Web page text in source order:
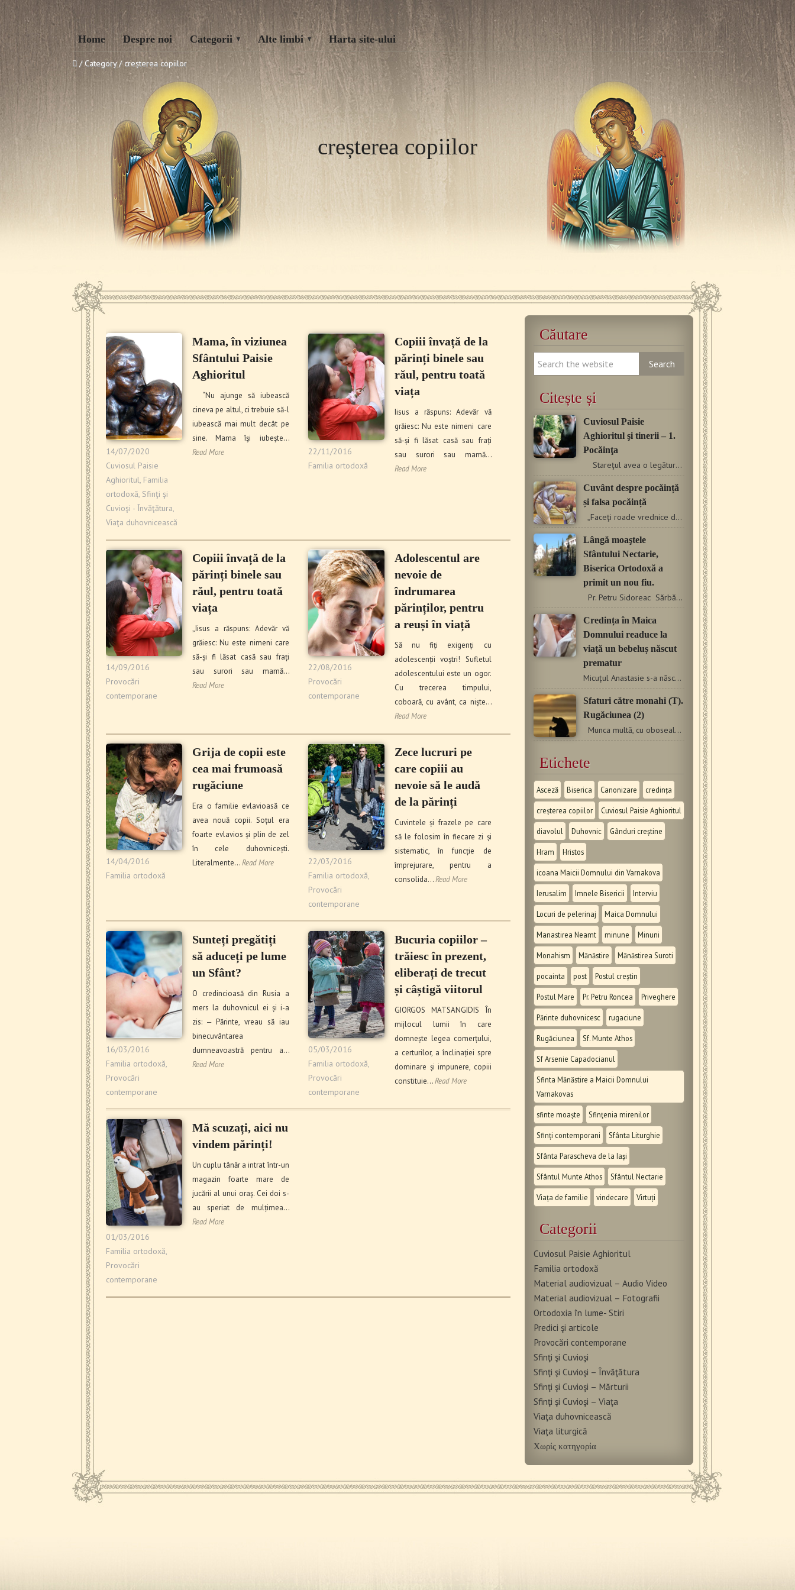
Home Despre noi Categorii Alte limbi Harta site-ului
/ Category / creșterea copiilor
creșterea copiilor
14/07/2020
Cuviosul Paisie
Aghioritul Familia
ortodoxă Sfinţi şi
Cuvioşi - Învăţătura
Viaţa duhovnicească
Mama, în viziunea
Sfântului Paisie
Aghioritul
“Nu ajunge să iubească
cineva pe altul, ci trebuie să-l
iubească mai mult decât pe
sine. Mama îşi iubeşte…
Read More
22/11/2016
Familia ortodoxă
Copiii învață de la
părinți binele sau
răul, pentru toată
viața
Iisus a răspuns: Adevăr vă
grăiesc: Nu este nimeni care
să-și fi lăsat casă sau frați
sau surori sau mamă…
Read More
14/09/2016
Provocări
contemporane
Copiii învață de la
părinți binele sau
răul, pentru toată
viața
„Iisus a răspuns: Adevăr vă
grăiesc: Nu este nimeni care
să-și fi lăsat casă sau frați
sau surori sau mamă…
Read More
22/08/2016
Provocări
contemporane
Adolescentul are
nevoie de
îndrumarea
părinților, pentru
a reuși în viață
Să nu fiți exigenți cu
adolescenții voștri! Sufletul
adolescentului este un ogor.
Cu trecerea timpului,
coboară, cu avânt, ca niște…
Read More
14/04/2016
Familia ortodoxă
Grija de copii este
cea mai frumoasă
rugăciune
Era o familie evlavioasă ce
avea nouă copii. Soțul era
foarte evlavios și plin de zel
în cele duhovnicești.
Literalmente…Read More
22/03/2016
Familia ortodoxă,
Provocări
contemporane
Zece lucruri pe
care copiii au
nevoie să le audă
de la părinți
Cuvintele și frazele pe care
să le folosim în fiecare zi și
sistematic, în funcție de
împrejurare, pentru a
consolida…Read More
16/03/2016
Familia ortodoxă,
Provocări
contemporane
Sunteți pregătiți
să aduceți pe lume
un Sfânt?
O credincioasă din Rusia a
mers la duhovnicul ei și i-a
zis: ‒ Părinte, vreau să iau
binecuvântarea
dumneavoastră pentru a…
Read More
05/03/2016
Familia ortodoxă,
Provocări
contemporane
Bucuria copiilor –
trăiesc în prezent,
eliberați de trecut
și câștigă viitorul
GIORGOS MATSANGIDIS În
mijlocul lumii în care
domnește legea comerțului,
a certurilor, a înclinației spre
dominare și impunere, copiii
constituie…Read More
01/03/2016
Familia ortodoxă,
Provocări
contemporane
Mă scuzați, aici nu
vindem părinți!
Un cuplu tânăr a intrat într-un
magazin foarte mare de
jucării al unui oraș. Cei doi s-
au speriat de mulțimea…
Read More
Căutare
Citește și
Cuviosul Paisie
Aghioritul şi tinerii – 1.
Pocăinţa
Stareţul avea o legătură duhovnicească aparte…
Cuvânt despre pocăință
și falsa pocăință
„Faceţi roade vrednice de pocăinţă”. (Matei 3,8)…
Lângă moaştele
Sfântului Nectarie,
Biserica Ortodoxă a
primit un nou fiu.
Pr. Petru Sidoreac Sărbătorile sfinţilor sunt de regulă…
Credința în Maica
Domnului readuce la
viață un bebeluș născut
prematur
Micuțul Anastasie s-a născut la doar șase luni și jumătate. Când…
Sfaturi către monahi (T).
Rugăciunea (2)
Munca multă, cu oboseala şi împrăştierea ei, mai ales…
Etichete
Asceză Biserica Canonizare credința
creșterea copiilor Cuviosul Paisie Aghioritul
diavolul Duhovnic Gânduri creștine
Hram Hristos
icoana Maicii Domnului din Varnakova
Ierusalim Imnele Bisericii Interviu
Locuri de pelerinaj Maica Domnului
Manastirea Neamt minune Minuni
Monahism Mănăstire Mănăstirea Suroti
pocainta post Postul creștin
Postul Mare Pr. Petru Roncea Priveghere
Părinte duhovnicesc rugaciune
Rugăciunea Sf. Munte Athos
Sf Arsenie Capadocianul
Sfinta Mănăstire a Maicii Domnului
Varnakovas
sfinte moaște Sfinţenia mirenilor
Sfinți contemporani Sfânta Liturghie
Sfânta Parascheva de la Iași
Sfântul Munte Athos Sfântul Nectarie
Viața de familie vindecare Virtuți
Categorii
Cuviosul Paisie Aghioritul
Familia ortodoxă
Material audiovizual – Audio Video
Material audiovizual – Fotografii
Ortodoxia în lume- Stiri
Predici şi articole
Provocări contemporane
Sfinţi şi Cuvioşi
Sfinţi şi Cuvioşi – Învăţătura
Sfinţi şi Cuvioşi – Mărturii
Sfinţi şi Cuvioşi – Viaţa
Viaţa duhovnicească
Viaţa liturgică
Χωρίς κατηγορία